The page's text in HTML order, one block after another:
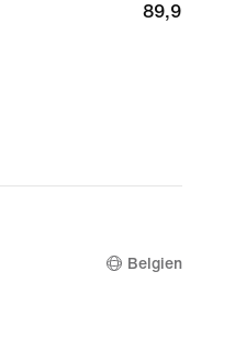
89,99 €
89,99 €
Belgien